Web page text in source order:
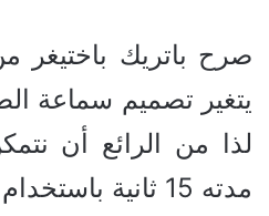
صرح باتريك باختيغر
لذا من الرائع أن
مدته 15 ثانية باستخدام سماعة طبية ذكية.